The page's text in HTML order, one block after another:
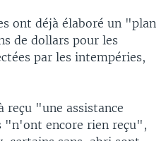
ont déjà élaboré un "plan
de dollars pour les
par les intempéries,
reçu "une assistance
"n'ont encore rien reçu",